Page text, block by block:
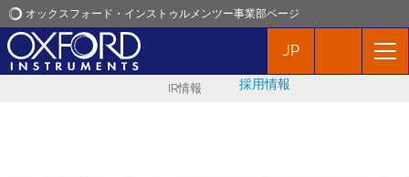
オックスフォード・インストゥルメンツー事業部ページ
オックスフォード・インストゥルメンツ
JP
IR情報 採用情報